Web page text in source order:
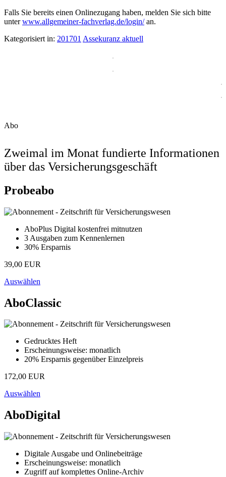
Falls Sie bereits einen Onlinezugang haben, melden Sie sich bitte
unterwww.allgemeiner-fachverlag.de/login/an.
Kategorisiert in: 201701 Assekuranz aktuell
Abo
Zweimal im Monat fundierte Informationen
über das Versicherungsgeschäft
Probeabo
AboPlus Digital kostenfrei mitnutzen
3 Ausgaben zum Kennenlernen
30% Ersparnis
39,00 EUR
Auswählen
AboClassic
Gedrucktes Heft
Erscheinungsweise: monatlich
20% Ersparnis gegenüber Einzelpreis
172,00 EUR
Auswählen
AboDigital
Digitale Ausgabe und Onlinebeiträge
Erscheinungsweise: monatlich
Zugriff auf komplettes Online-Archiv